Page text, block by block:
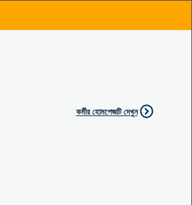
কর্মীর হোমপেজটি দেখুন